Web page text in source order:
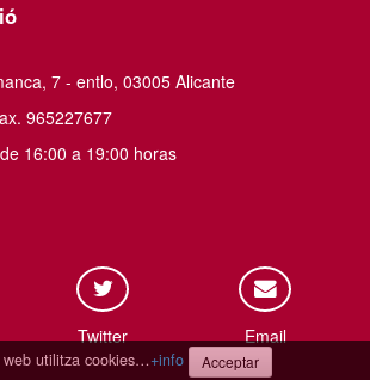
7 - entlo, 03005 Alicante
965227677
16:00 a 19:00 horas
Twitter Email
web utilitza cookies…+info